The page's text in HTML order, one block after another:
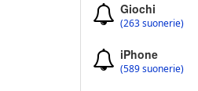
Giochi
(263 suonerie)
iPhone
(589 suonerie)